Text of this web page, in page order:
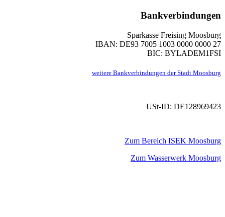
Bankverbindungen
Sparkasse Freising Moosburg
IBAN: DE93 7005 1003 0000 0000 27
BIC: BYLADEM1FSI
weitere Bankverbindungen der Stadt Moosburg
USt-ID: DE128969423
Zum Bereich ISEK Moosburg
Zum Wasserwerk Moosburg